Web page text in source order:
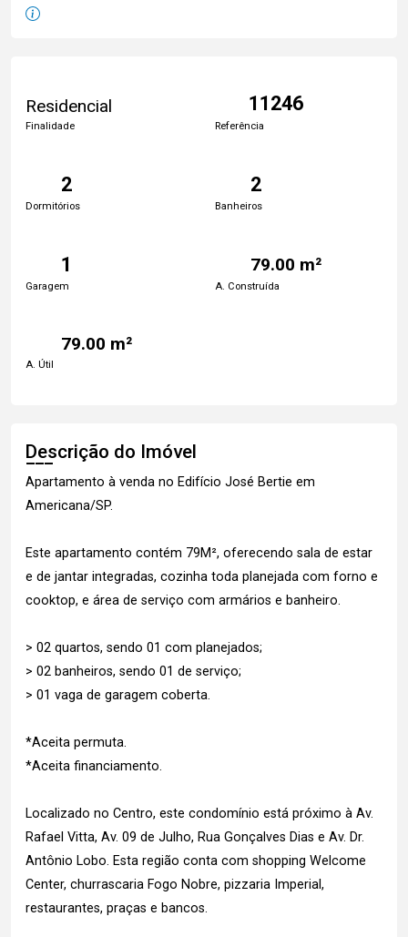
Residencial
Finalidade
11246
Referência
2
Dormitórios
2
Banheiros
1
Garagem
79.00 m²
A. Construída
79.00 m²
A. Útil
Descrição do Imóvel
Apartamento à venda no Edifício José Bertie em
Americana/SP.
Este apartamento contém 79M², oferecendo sala de estar
e de jantar integradas, cozinha toda planejada com forno e
cooktop, e área de serviço com armários e banheiro.
> 02 quartos, sendo 01 com planejados;
> 02 banheiros, sendo 01 de serviço;
> 01 vaga de garagem coberta.
*Aceita permuta.
*Aceita financiamento.
Localizado no Centro, este condomínio está próximo à Av.
Rafael Vitta, Av. 09 de Julho, Rua Gonçalves Dias e Av. Dr.
Antônio Lobo. Esta região conta com shopping Welcome
Center, churrascaria Fogo Nobre, pizzaria Imperial,
restaurantes, praças e bancos.